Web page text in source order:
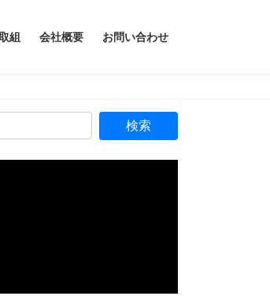
組 会社概要 お問い合わせ